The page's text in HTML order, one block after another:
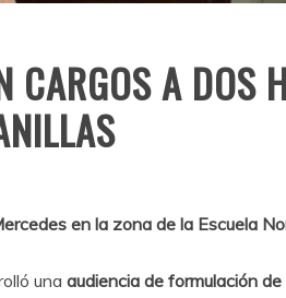
CARGOS A DOS
en la zona de la Escuela
una audiencia de formulación de